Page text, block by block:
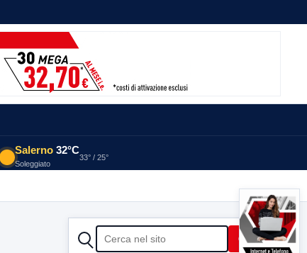
Salerno 32°C
Soleggiato
33° / 25°
CERCA Cerca